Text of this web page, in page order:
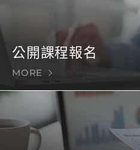
公開課程報名
MORE